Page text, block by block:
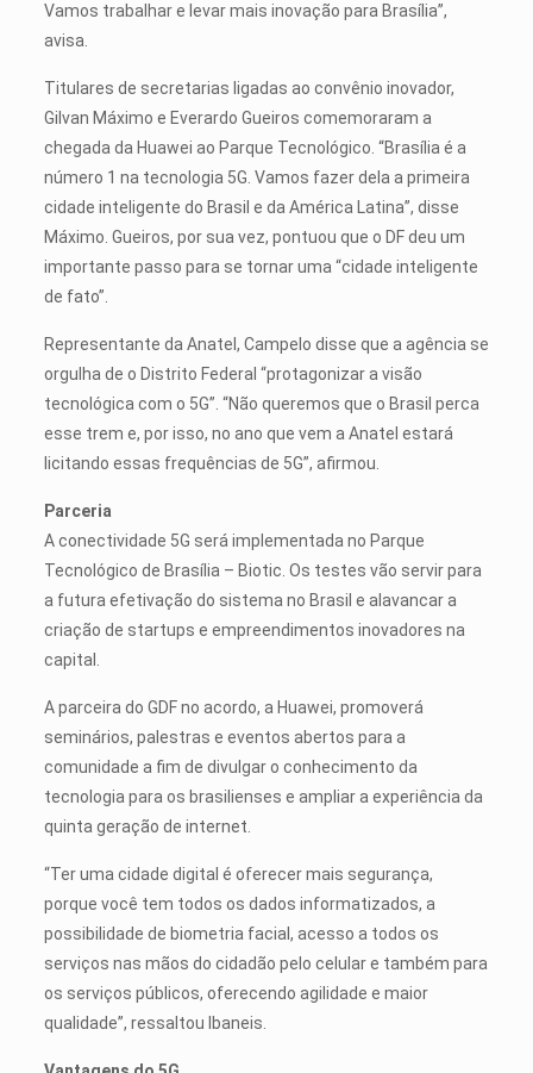
Vamos trabalhar e levar mais inovação para Brasília”,
avisa.
Titulares de secretarias ligadas ao convênio inovador,
Gilvan Máximo e Everardo Gueiros comemoraram a
chegada da Huawei ao Parque Tecnológico. “Brasília é a
número 1 na tecnologia 5G. Vamos fazer dela a primeira
cidade inteligente do Brasil e da América Latina”, disse
Máximo. Gueiros, por sua vez, pontuou que o DF deu um
importante passo para se tornar uma “cidade inteligente
de fato”.
Representante da Anatel, Campelo disse que a agência se
orgulha de o Distrito Federal “protagonizar a visão
tecnológica com o 5G”. “Não queremos que o Brasil perca
esse trem e, por isso, no ano que vem a Anatel estará
licitando essas frequências de 5G”, afirmou.
Parceria
A conectividade 5G será implementada no Parque
Tecnológico de Brasília – Biotic. Os testes vão servir para
a futura efetivação do sistema no Brasil e alavancar a
criação de startups e empreendimentos inovadores na
capital.
A parceira do GDF no acordo, a Huawei, promoverá
seminários, palestras e eventos abertos para a
comunidade a fim de divulgar o conhecimento da
tecnologia para os brasilienses e ampliar a experiência da
quinta geração de internet.
“Ter uma cidade digital é oferecer mais segurança,
porque você tem todos os dados informatizados, a
possibilidade de biometria facial, acesso a todos os
serviços nas mãos do cidadão pelo celular e também para
os serviços públicos, oferecendo agilidade e maior
qualidade”, ressaltou Ibaneis.